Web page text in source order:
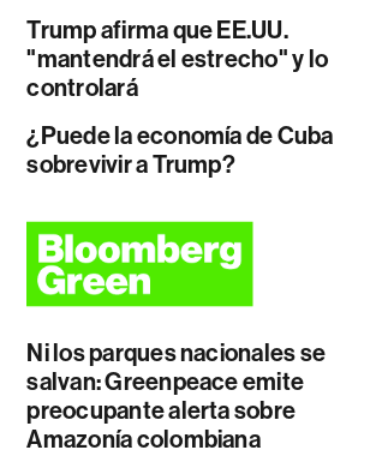
Trump afirma que EE.UU.
"mantendrá el estrecho" y lo
controlará
¿Puede la economía de Cuba
sobrevivir a Trump?
Ni los parques nacionales se
salvan: Greenpeace emite
preocupante alerta sobre
Amazonía colombiana